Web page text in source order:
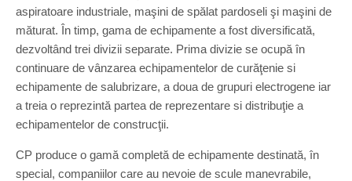
aspiratoare industriale, maşini de spălat pardoseli şi maşini de
măturat. În timp, gama de echipamente a fost diversificată,
dezvoltând trei divizii separate. Prima divizie se ocupă în
continuare de vânzarea echipamentelor de curăţenie si
echipamente de salubrizare, a doua de grupuri electrogene iar
a treia o reprezintă partea de reprezentare si distribuţie a
echipamentelor de construcţii.
CP produce o gamă completă de echipamente destinată, în
special, companiilor care au nevoie de scule manevrabile,